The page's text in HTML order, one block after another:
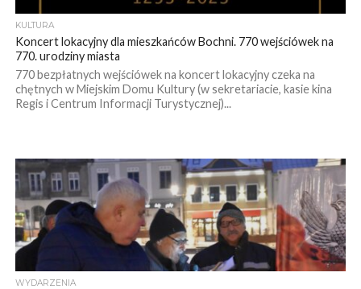
KULTURA
Koncert lokacyjny dla mieszkańców Bochni. 770 wejściówek na
770. urodziny miasta
770 bezpłatnych wejściówek na koncert lokacyjny czeka na
chętnych w Miejskim Domu Kultury (w sekretariacie, kasie kina
Regis i Centrum Informacji Turystycznej)...
WYDARZENIA